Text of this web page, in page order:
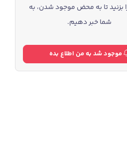
بزنید تا به محض موجود شدن، به
شما خبر دهیم.
موجود شد به من اطلاع بده